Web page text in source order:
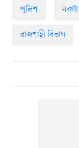
পুলিশ নওগাঁ
রাজশাহী বিভাগ